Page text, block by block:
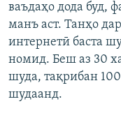
ваъдаҳо дода буд,
манъ аст. Танҳо
интернетӣ баста
номид. Беш аз 30
шуда, тақрибан
шудаанд.